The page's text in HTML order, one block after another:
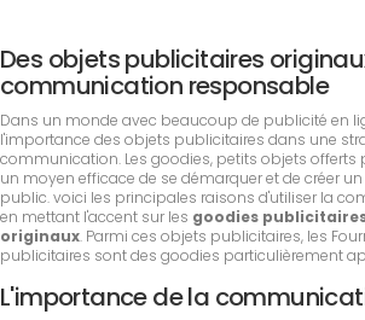
Des objets publicitaires
communication responsable
Dans un monde avec beaucoup de publicité en
l'importance des objets publicitaires dans une
communication. Les goodies, petits objets offerts
un moyen efficace de se démarquer et de créer
public. voici les principales raisons d'utiliser la
en mettant l'accent sur les goodies
originaux. Parmi ces objets publicitaires, les
publicitaires sont des goodies particulièrement
L'importance de la